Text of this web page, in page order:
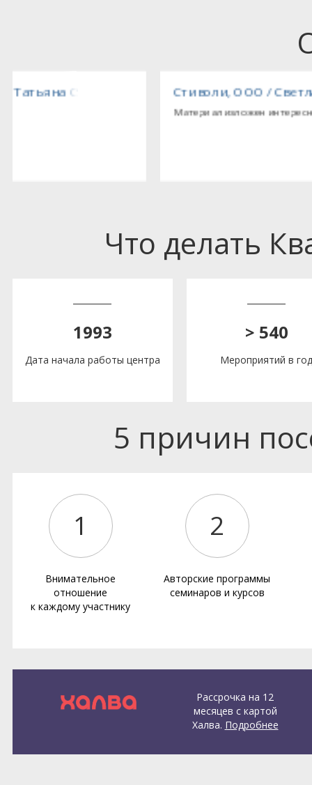
Стиволи, ООО / Светлана Владимировна
Материал изложен интересно, доступно.
Что делать
1993
Дата начала работы центра
> 540
Мероприятий в год
5 причин
1
Внимательное
отношение
к каждому участнику
2
Авторские программы
семинаров и курсов
Рассрочка на 12
месяцев с картой
Халва. Подробнее